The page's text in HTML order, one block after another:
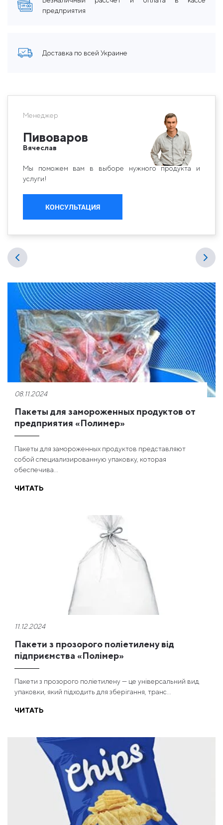
предприятия
Доставка по всей Украине
Менеджер
Пивоваров
Вячеслав
Мы поможем вам в выборе нужного продукта и
услуги!
КОНСУЛЬТАЦИЯ
08.11.2024
Пакеты для замороженных продуктов от
предприятия «Полимер»
Пакеты для замороженных продуктов представляют
собой специализированную упаковку, которая
обеспечива...
ЧИТАТЬ
11.12.2024
Пакети з прозорого поліетилену від
підприємства «Полімер»
Пакети з прозорого поліетилену — це універсальний вид
упаковки, який підходить для зберігання, транс...
ЧИТАТЬ